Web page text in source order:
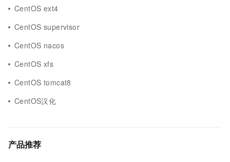
CentOS ext4
CentOS supervisor
CentOS nacos
CentOS xfs
CentOS tomcat8
CentOS汉化
产品推荐